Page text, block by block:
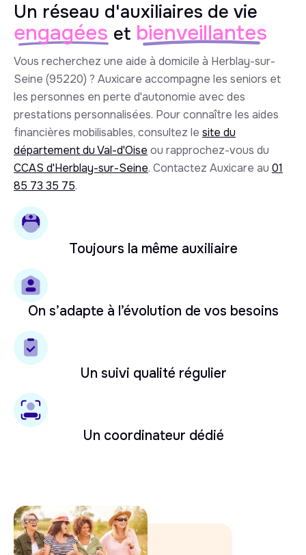
Un réseau d'auxiliaires de vie
engagées et bienveillantes
Vous recherchez une aide à domicile à Herblay-sur-
Seine (95220) ? Auxicare accompagne les seniors et
les personnes en perte d'autonomie avec des
prestations personnalisées. Pour connaître les aides
financières mobilisables, consultez le site du
département du Val-d'Oise ou rapprochez-vous du
CCAS d'Herblay-sur-Seine. Contactez Auxicare au 01
85 73 35 75.
Toujours la même auxiliaire
On s’adapte à l’évolution de vos besoins
Un suivi qualité régulier
Un coordinateur dédié